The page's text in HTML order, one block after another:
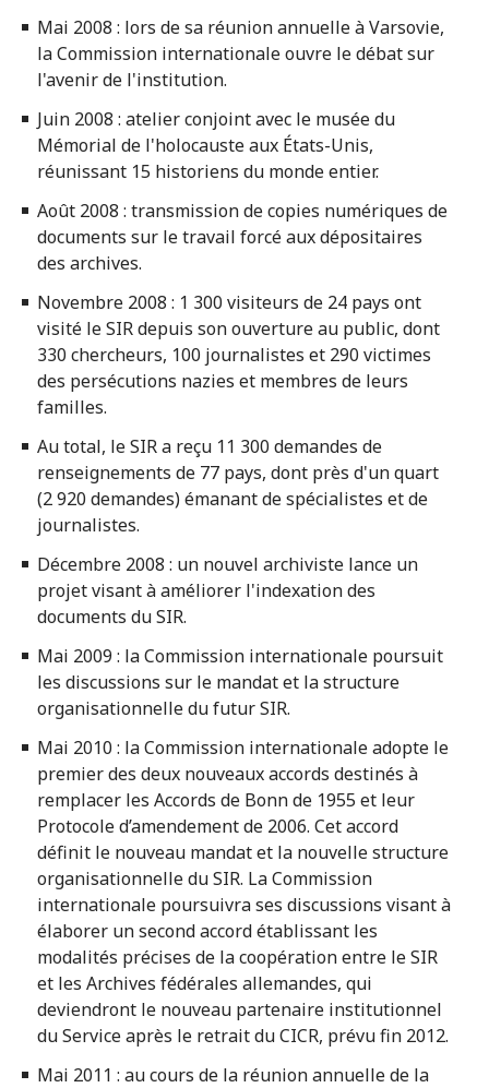
Mai 2008 : lors de sa réunion annuelle à Varsovie,
la Commission internationale ouvre le débat sur
l'avenir de l'institution.
Juin 2008 : atelier conjoint avec le musée du
Mémorial de l'holocauste aux États-Unis,
réunissant 15 historiens du monde entier.
Août 2008 : transmission de copies numériques de
documents sur le travail forcé aux dépositaires
des archives.
Novembre 2008 : 1 300 visiteurs de 24 pays ont
visité le SIR depuis son ouverture au public, dont
330 chercheurs, 100 journalistes et 290 victimes
des persécutions nazies et membres de leurs
familles.
Au total, le SIR a reçu 11 300 demandes de
renseignements de 77 pays, dont près d'un quart
(2 920 demandes) émanant de spécialistes et de
journalistes.
Décembre 2008 : un nouvel archiviste lance un
projet visant à améliorer l'indexation des
documents du SIR.
Mai 2009 : la Commission internationale poursuit
les discussions sur le mandat et la structure
organisationnelle du futur SIR.
Mai 2010 : la Commission internationale adopte le
premier des deux nouveaux accords destinés à
remplacer les Accords de Bonn de 1955 et leur
Protocole d’amendement de 2006. Cet accord
définit le nouveau mandat et la nouvelle structure
organisationnelle du SIR. La Commission
internationale poursuivra ses discussions visant à
élaborer un second accord établissant les
modalités précises de la coopération entre le SIR
et les Archives fédérales allemandes, qui
deviendront le nouveau partenaire institutionnel
du Service après le retrait du CICR, prévu fin 2012.
Mai 2011 : au cours de la réunion annuelle de la